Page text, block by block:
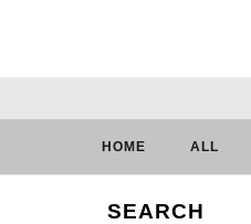
HOME ALL
SEARCH